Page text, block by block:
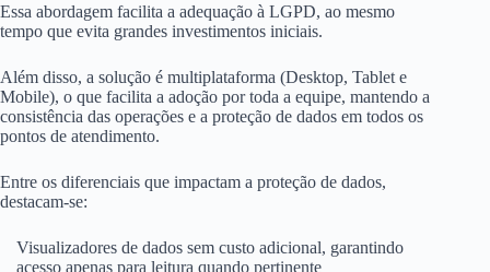
Essa abordagem facilita a adequação à LGPD, ao mesmo
tempo que evita grandes investimentos iniciais.
Além disso, a solução é multiplataforma (Desktop, Tablet e
Mobile), o que facilita a adoção por toda a equipe, mantendo a
consistência das operações e a proteção de dados em todos os
pontos de atendimento.
Entre os diferenciais que impactam a proteção de dados,
destacam-se:
Visualizadores de dados sem custo adicional, garantindo
acesso apenas para leitura quando pertinente